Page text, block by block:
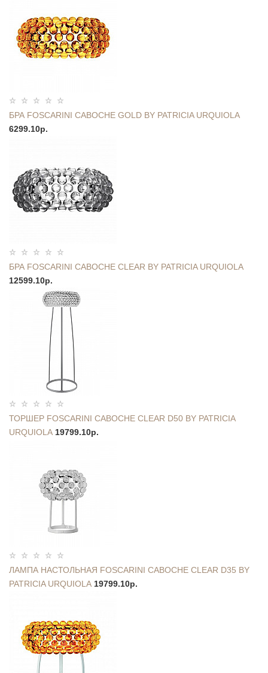
БРА FOSCARINI CABOCHE GOLD BY PATRICIA URQUIOLA
6299.10р.
БРА FOSCARINI CABOCHE CLEAR BY PATRICIA URQUIOLA
12599.10р.
ТОРШЕР FOSCARINI CABOCHE CLEAR D50 BY PATRICIA
URQUIOLA 19799.10р.
ЛАМПА НАСТОЛЬНАЯ FOSCARINI CABOCHE CLEAR D35 BY
PATRICIA URQUIOLA 19799.10р.